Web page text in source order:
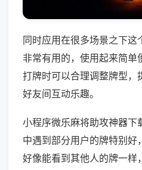
同时应用在很多场景之下这
非常有用的，使用起来简单
打牌时可以合理调整牌型，
好友间互动乐趣。
小程序微乐麻将助攻神器下
中遇到部分用户的牌特别好
好像能看到其他人的牌一样